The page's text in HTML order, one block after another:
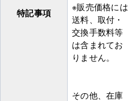
特記事項
※販売価格には
送料、取付・
交換手数料等
は含まれてお
りません。
その他、在庫